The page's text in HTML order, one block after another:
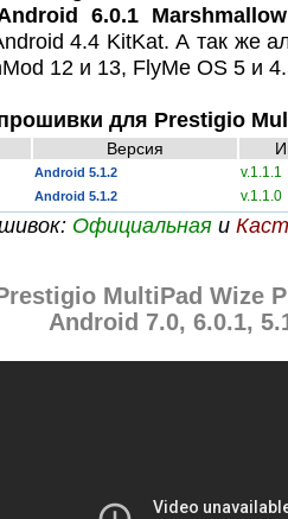
6.0.1 Marshmallow
4.4 KitKat. А так же
12 и 13, FlyMe OS 5 и
для Prestigio
Версия
Android 5.1.2 v.1.1.1
Android 5.1.2 v.1.1.0
Официальнаяи
MultiPad Wize
Android 7.0, 6.0.1,